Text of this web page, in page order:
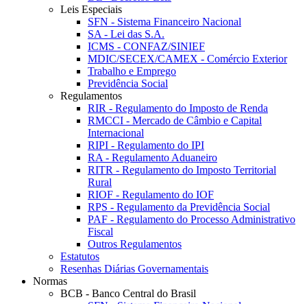
Leis Especiais
SFN - Sistema Financeiro Nacional
SA - Lei das S.A.
ICMS - CONFAZ/SINIEF
MDIC/SECEX/CAMEX - Comércio Exterior
Trabalho e Emprego
Previdência Social
Regulamentos
RIR - Regulamento do Imposto de Renda
RMCCI - Mercado de Câmbio e Capital
Internacional
RIPI - Regulamento do IPI
RA - Regulamento Aduaneiro
RITR - Regulamento do Imposto Territorial
Rural
RIOF - Regulamento do IOF
RPS - Regulamento da Previdência Social
PAF - Regulamento do Processo Administrativo
Fiscal
Outros Regulamentos
Estatutos
Resenhas Diárias Governamentais
Normas
BCB - Banco Central do Brasil